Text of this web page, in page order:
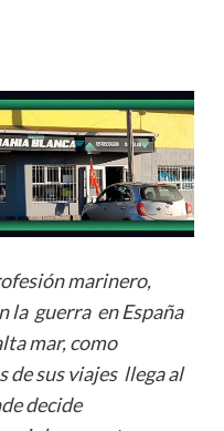
marinero,
la guerra en España
mar, como
de sus viajes llega al
decide